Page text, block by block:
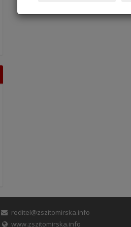
reditel@zszitomirska.info
www.zszitomirska.info